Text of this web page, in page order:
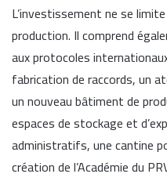
L’investissement ne se
production. Il comprend
aux protocoles
fabrication de raccords, un
un nouveau bâtiment de
espaces de stockage et
administratifs, une cantine
création de l’Académie du